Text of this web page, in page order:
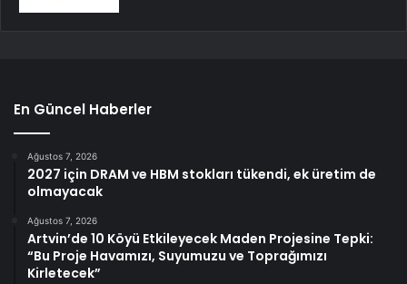
En Güncel Haberler
Ağustos 7, 2026
2027 için DRAM ve HBM stokları tükendi, ek üretim de
olmayacak
Ağustos 7, 2026
Artvin’de 10 Köyü Etkileyecek Maden Projesine Tepki:
“Bu Proje Havamızı, Suyumuzu ve Toprağımızı
Kirletecek”